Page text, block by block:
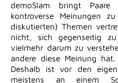
demoSlam bringt
kontroverse Meinungen
diskutierten) Themen
nicht, sich gegenseitig
vielmehr darum zu
andere diese Meinung
Deshalb ist vor den
meistens an einem